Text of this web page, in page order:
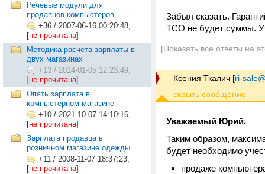
Речевые модули для
продавцов компьютеров
+36 / 2007-06-16 00:20:48,
[не прочитана]
Методика расчета зарплаты в
двух магазинах
+13 / 2014-01-05 12:23:49,
[не прочитана]
Опять зарплата в
компьютерном магазине
+10 / 2021-10-07 14:10:16,
[не прочитана]
Зарплата продавца в
розничном магазине одежды
+11 / 2008-11-07 18:37:23,
[не прочитана]
Забыл сказать.
ТСО не будет суммы.
[Показать все ответы на
Ксения Ткалич [ri-
Уважаемый Юрий,
Таким образом,
будет необходимо
продаже